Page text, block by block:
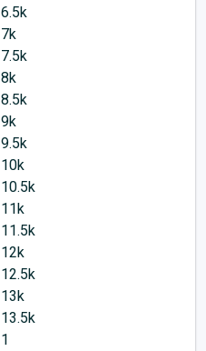
6.5k
7k
7.5k
8k
8.5k
9k
9.5k
10k
10.5k
11k
11.5k
12k
12.5k
13k
13.5k
1